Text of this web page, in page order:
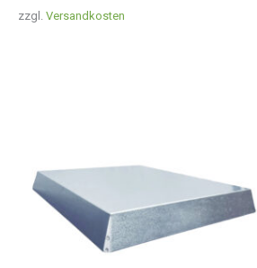
zzgl. Versandkosten